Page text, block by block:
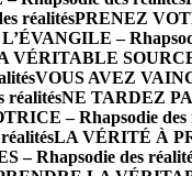
réalitésPRENEZ
–
VÉRITABLE
VOUS AVEZ
réalitésNE TARDEZ
– Rhapsodie des
LA VÉRITÉ À
– Rhapsodie des